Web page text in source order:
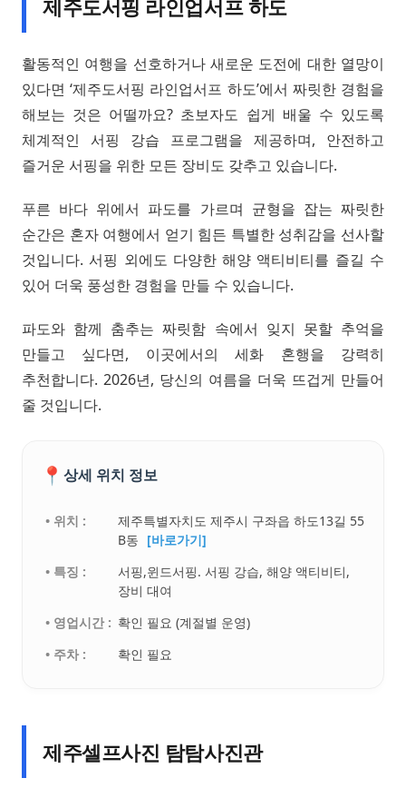
제주도서핑 라인업서프 하도
활동적인 여행을 선호하거나 새로운 도전에 대한 열망이
있다면 ‘제주도서핑 라인업서프 하도’에서 짜릿한 경험을
해보는 것은 어떨까요? 초보자도 쉽게 배울 수 있도록
체계적인 서핑 강습 프로그램을 제공하며, 안전하고
즐거운 서핑을 위한 모든 장비도 갖추고 있습니다.
푸른 바다 위에서 파도를 가르며 균형을 잡는 짜릿한
순간은 혼자 여행에서 얻기 힘든 특별한 성취감을 선사할
것입니다. 서핑 외에도 다양한 해양 액티비티를 즐길 수
있어 더욱 풍성한 경험을 만들 수 있습니다.
파도와 함께 춤추는 짜릿함 속에서 잊지 못할 추억을
만들고 싶다면, 이곳에서의 세화 혼행을 강력히
추천합니다. 2026년, 당신의 여름을 더욱 뜨겁게 만들어
줄 것입니다.
📍 상세 위치 정보
• 위치 :
제주특별자치도 제주시 구좌읍 하도13길 55
B동 [바로가기]
• 특징 :
서핑,윈드서핑. 서핑 강습, 해양 액티비티,
장비 대여
• 영업시간 : 확인 필요 (계절별 운영)
• 주차 :
확인 필요
제주셀프사진 탐탐사진관